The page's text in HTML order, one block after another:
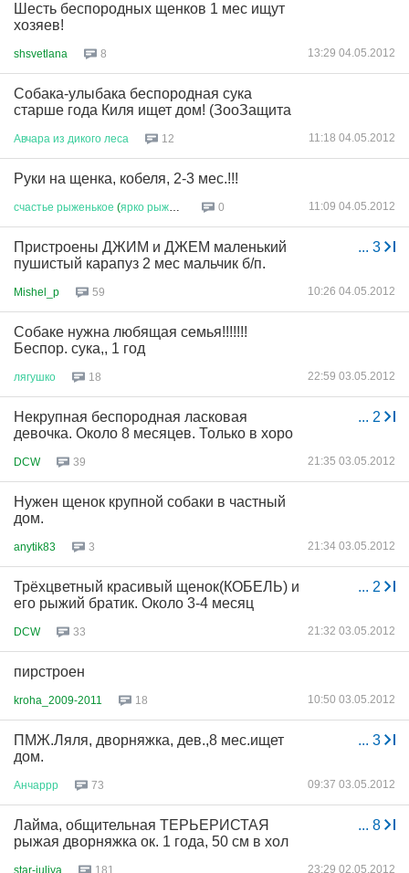
Шесть беспородных щенков 1 мес ищут
хозяев!
shsvetlana 8 13:29 04.05.2012
Собака-улыбака беспородная сука
старше года Киля ищет дом! (ЗооЗащита
Авчара из дикого леса 12 11:18 04.05.2012
Руки на щенка, кобеля, 2-3 мес.!!!
счастье рыженькое (ярко рыжее 0 11:09 04.05.2012
... 3
Пристроены ДЖИМ и ДЖЕМ маленький
пушистый карапуз 2 мес мальчик б/п.
Mishel_p 59 10:26 04.05.2012
Собаке нужна любящая семья!!!!!!!
Беспор. сука,, 1 год
лягушко 18 22:59 03.05.2012
... 2
Некрупная беспородная ласковая
девочка. Около 8 месяцев. Только в хоро
DCW 39 21:35 03.05.2012
Нужен щенок крупной собаки в частный
дом.
anytik83 3 21:34 03.05.2012
... 2
Трёхцветный красивый щенок(КОБЕЛЬ) и
его рыжий братик. Около 3-4 месяц
DCW 33 21:32 03.05.2012
пирстроен
kroha_2009-2011 18 10:50 03.05.2012
... 3
ПМЖ.Ляля, дворняжка, дев.,8 мес.ищет
дом.
Анчаррр 73 09:37 03.05.2012
... 8
Лайма, общительная ТЕРЬЕРИСТАЯ
рыжая дворняжка ок. 1 года, 50 см в хол
star-juliya 181 23:29 02.05.2012